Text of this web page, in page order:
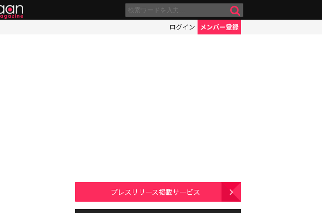
ログイン メンバー登録
プレスリリース掲載サービス